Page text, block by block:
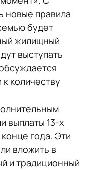
новые правила
будет
жилищный
выступать
количеству
выплаты 13-х
года. Эти
вложить в
и традиционный